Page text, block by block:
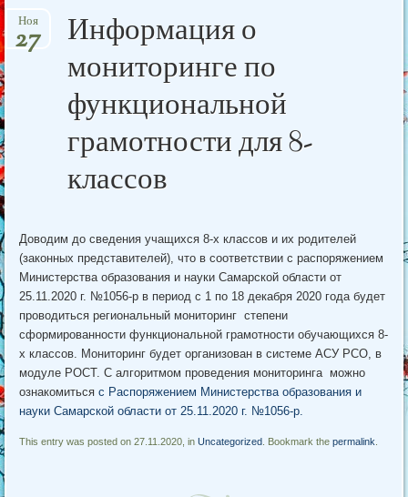
to
content
Информация о
мониторинге по
функциональной
грамотности для 8-
классов
Ноя
27
Доводим до сведения учащихся 8-х классов и их родителей
(законных представителей), что в соответствии с распоряжением
Министерства образования и науки Самарской области от
25.11.2020 г. №1056-р в период с 1 по 18 декабря 2020 года будет
проводиться региональный мониторинг степени
сформированности функциональной грамотности обучающихся 8-
х классов. Мониторинг будет организован в системе АСУ РСО, в
модуле РОСТ. С алгоритмом проведения мониторинга можно
ознакомитьсяс Распоряжением Министерства образования и
науки Самарской области от 25.11.2020 г. №1056-р.
This entry was posted on 27.11.2020, inUncategorized . Bookmark thepermalink